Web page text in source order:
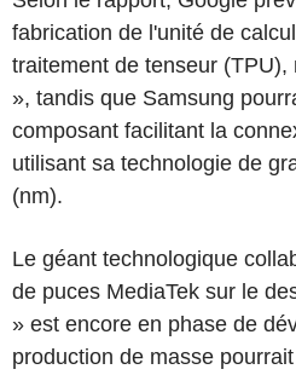
fabrication de l'unité de
traitement de tenseur (TPU),
», tandis que Samsung
composant facilitant la
utilisant sa technologie de
(nm).
Le géant technologique
de puces MediaTek sur le
» est encore en phase de
production de masse